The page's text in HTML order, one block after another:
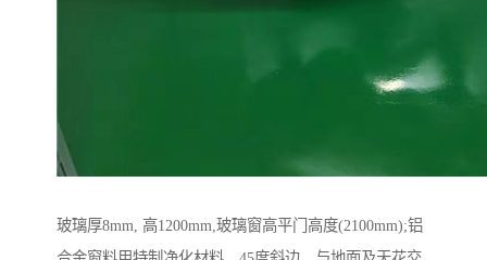
玻璃厚8mm, 高1200mm,玻璃窗高平门高度(2100mm);铝